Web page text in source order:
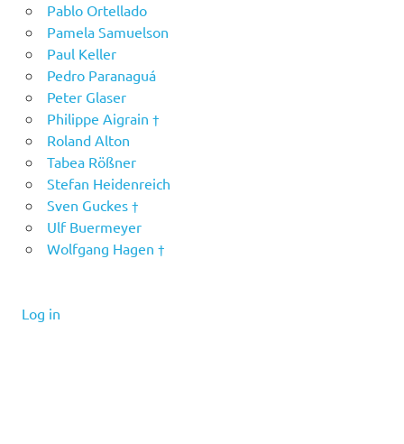
Pablo Ortellado
Pamela Samuelson
Paul Keller
Pedro Paranaguá
Peter Glaser
Philippe Aigrain †
Roland Alton
Tabea Rößner
Stefan Heidenreich
Sven Guckes †
Ulf Buermeyer
Wolfgang Hagen †
Log in